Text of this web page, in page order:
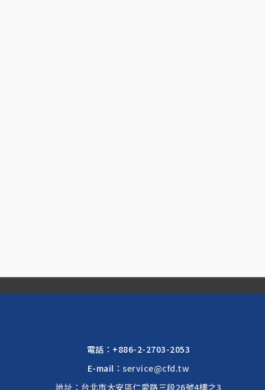
電話： +886-2-2703-2053
E-mail：service@cfd.tw
地址：台北市大安區仁愛路三段26號4樓之3